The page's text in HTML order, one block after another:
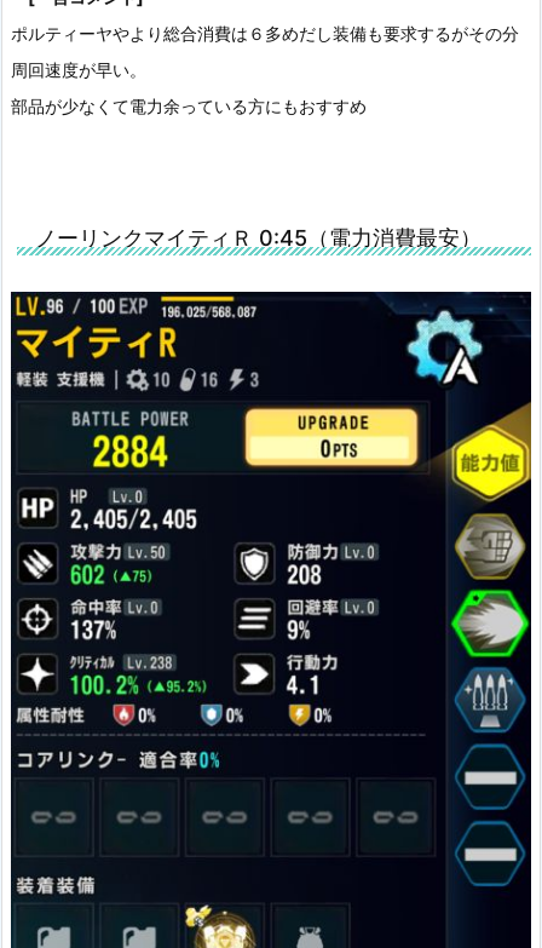
ポルティーヤやより総合消費は６多めだし装備も要求するがその分
周回速度が早い。
部品が少なくて電力余っている方にもおすすめ
ノーリンクマイティＲ 0:45（電力消費最安）